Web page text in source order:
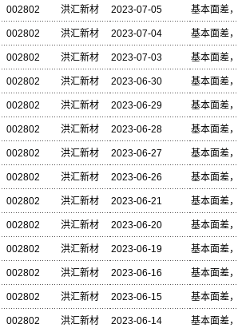
002802 洪汇新材 2023-07-05 基本面差
002802 洪汇新材 2023-07-04 基本面差
002802 洪汇新材 2023-07-03 基本面差
002802 洪汇新材 2023-06-30 基本面差
002802 洪汇新材 2023-06-29 基本面差
002802 洪汇新材 2023-06-28 基本面差
002802 洪汇新材 2023-06-27 基本面差
002802 洪汇新材 2023-06-26 基本面差
002802 洪汇新材 2023-06-21 基本面差
002802 洪汇新材 2023-06-20 基本面差
002802 洪汇新材 2023-06-19 基本面差
002802 洪汇新材 2023-06-16 基本面差
002802 洪汇新材 2023-06-15 基本面差
002802 洪汇新材 2023-06-14 基本面差